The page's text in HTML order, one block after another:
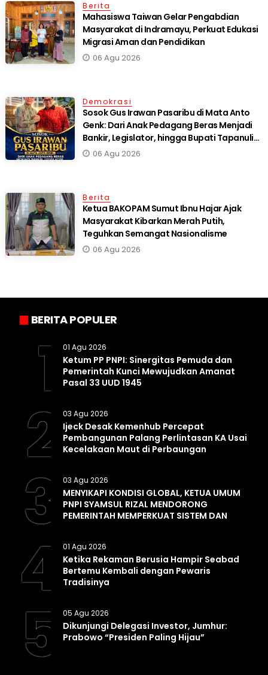
Berita
Mahasiswa Taiwan Gelar Pengabdian
Masyarakat di Indramayu, Perkuat Edukasi
Migrasi Aman dan Pendidikan
06 Agu 2026
Demokrasi
Sosok Gus Irawan Pasaribu di Mata Anto
Genk: Dari Anak Pedagang Beras Menjadi
Bankir, Legislator, hingga Bupati Tapanuli
Selatan
06 Agu 2026
Berita
Ketua BAKOPAM Sumut Ibnu Hajar Ajak
Masyarakat Kibarkan Merah Putih,
Teguhkan Semangat Nasionalisme
06 Agu 2026
BERITA POPULER
1 01 Agu 2026
Ketum PP PNPI: Sinergitas Pemuda dan
Pemerintah Kunci Mewujudkan Amanat
Pasal 33 UUD 1945
2 03 Agu 2026
Ijeck Desak Kemenhub Percepat
Pembangunan Palang Perlintasan KA Usai
Kecelakaan Maut di Perbaungan
3 03 Agu 2026
MENYIKAPI KONDISI GLOBAL, KETUA UMUM
PNPI SYAMSUL RIZAL MENDORONG
PEMERINTAH MEMPERKUAT SISTEM DAN
4 01 Agu 2026
Ketika Rekaman Berusia Hampir Seabad
Bertemu Kembali dengan Pewaris
Tradisinya
5 05 Agu 2026
Dikunjungi Delegasi Investor, Jumhur:
Prabowo “Presiden Paling Hijau”